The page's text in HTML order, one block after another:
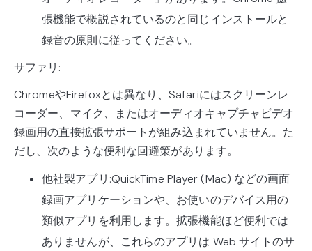
張機能で概説されているのと同じインストールと
録音の原則に従ってください。
サファリ:
ChromeやFirefoxとは異なり、Safariにはスクリーンレ
コーダー、マイク、またはオーディオキャプチャビデオ
録画用の直接拡張サポートが組み込まれていません。た
だし、次のような便利な回避策があります。
他社製アプリ:QuickTime Player (Mac) などの画面
録画アプリケーションや、お使いのデバイス用の
類似アプリを利用します。拡張機能ほど便利では
ありませんが、これらのアプリは Web サイトのサ